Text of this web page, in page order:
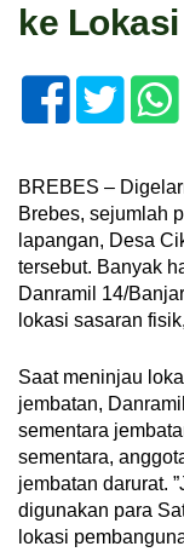
ke Lokasi
BREBES –
Brebes, sejumlah
lapangan, Desa
tersebut. Banyak
Danramil 14/
lokasi sasaran
Saat meninjau
jembatan,
sementara
sementara,
jembatan darurat.
digunakan para
lokasi